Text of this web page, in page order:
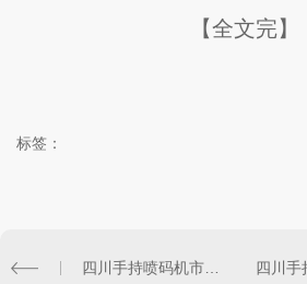
【全文完】
标签：